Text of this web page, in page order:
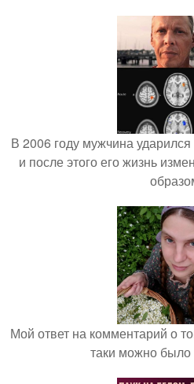
В 2006 году мужчина
и после этого его жизнь
Мой ответ на комментарий о
таки можно было